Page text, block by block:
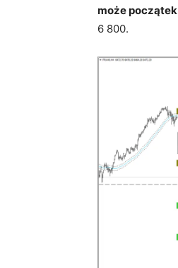
może początek
6 800.